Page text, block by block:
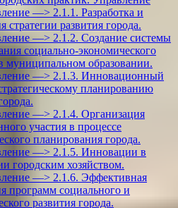
—> 2.1.1. Разработка и
стратегии развития города.
—> 2.1.2. Создание системы
социально-экономического
муниципальном образовании.
—> 2.1.3. Инновационный
планированию
—> 2.1.4. Организация
участия в процессе
планирования города.
—> 2.1.5. Инновации в
городским хозяйством.
—> 2.1.6. Эффективная
программ социального и
развития города.